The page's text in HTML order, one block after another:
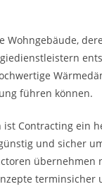
Wohngebäude,
führen können.
Contracting ein
und sicher
übernehmen